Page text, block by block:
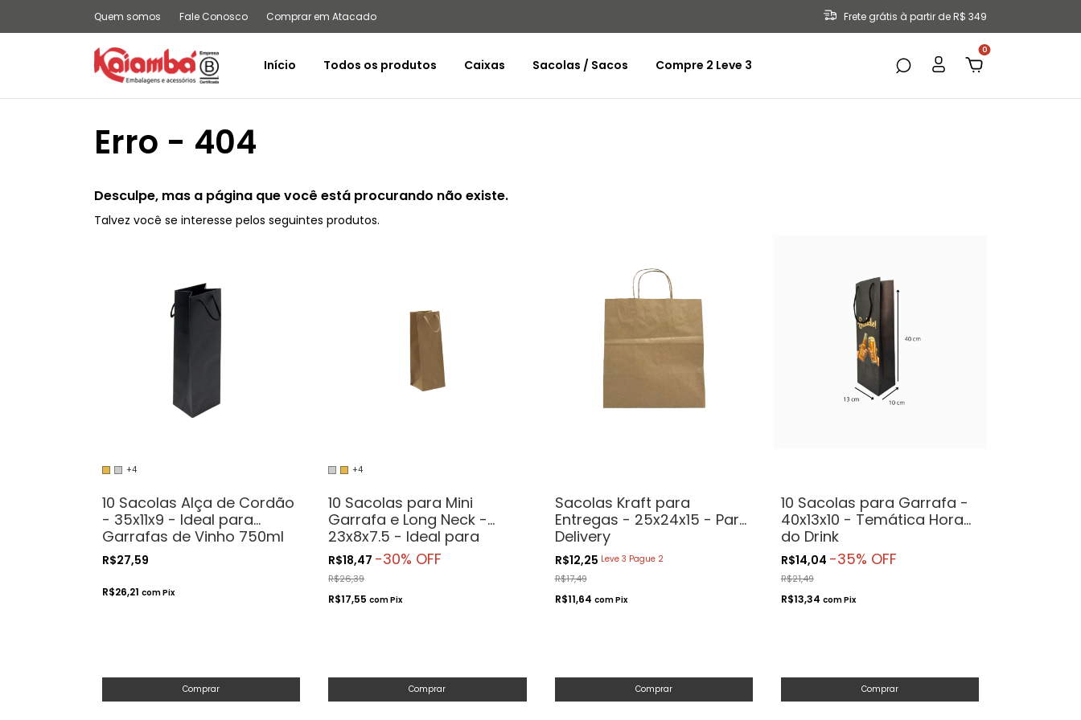
Quem somos Fale Conosco Comprar em Atacado Frete grátis à partir de R$ 349
Início Todos os produtos Caixas Sacolas / Sacos Compre 2 Leve 3
0
Erro - 404
Desculpe, mas a página que você está procurando não existe.
Talvez você se interesse pelos seguintes produtos.
+4
10 Sacolas Alça de Cordão
- 35x11x9 - Ideal para
Garrafas de Vinho 750ml
R$27,59
R$26,21 comPix
Comprar
+4
10 Sacolas para Mini
Garrafa e Long Neck -
23x8x7.5 - Ideal para
Garrafas de 187ml
R$18,47 -30% OFF
R$26,39
R$17,55comPix
Comprar
Sacolas Kraft para
Entregas - 25x24x15 - Para
Delivery
R$12,25 Leve 3 Pague 2
R$17,49
R$11,64 comPix
Comprar
10 Sacolas para Garrafa -
40x13x10 - Temática Hora
do Drink
R$14,04 -35% OFF
R$21,49
R$13,34 comPix
Comprar